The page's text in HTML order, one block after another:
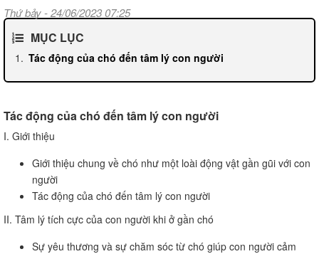
Thứ bảy - 24/06/2023 07:25
MỤC LỤC
Tác động của chó đến tâm lý con người
Tác động của chó đến tâm lý con người
I. Giới thiệu
Giới thiệu chung về chó như một loài động vật gần gũi với con
người
Tác động của chó đến tâm lý con người
II. Tâm lý tích cực của con người khi ở gần chó
Sự yêu thương và sự chăm sóc từ chó giúp con người cảm